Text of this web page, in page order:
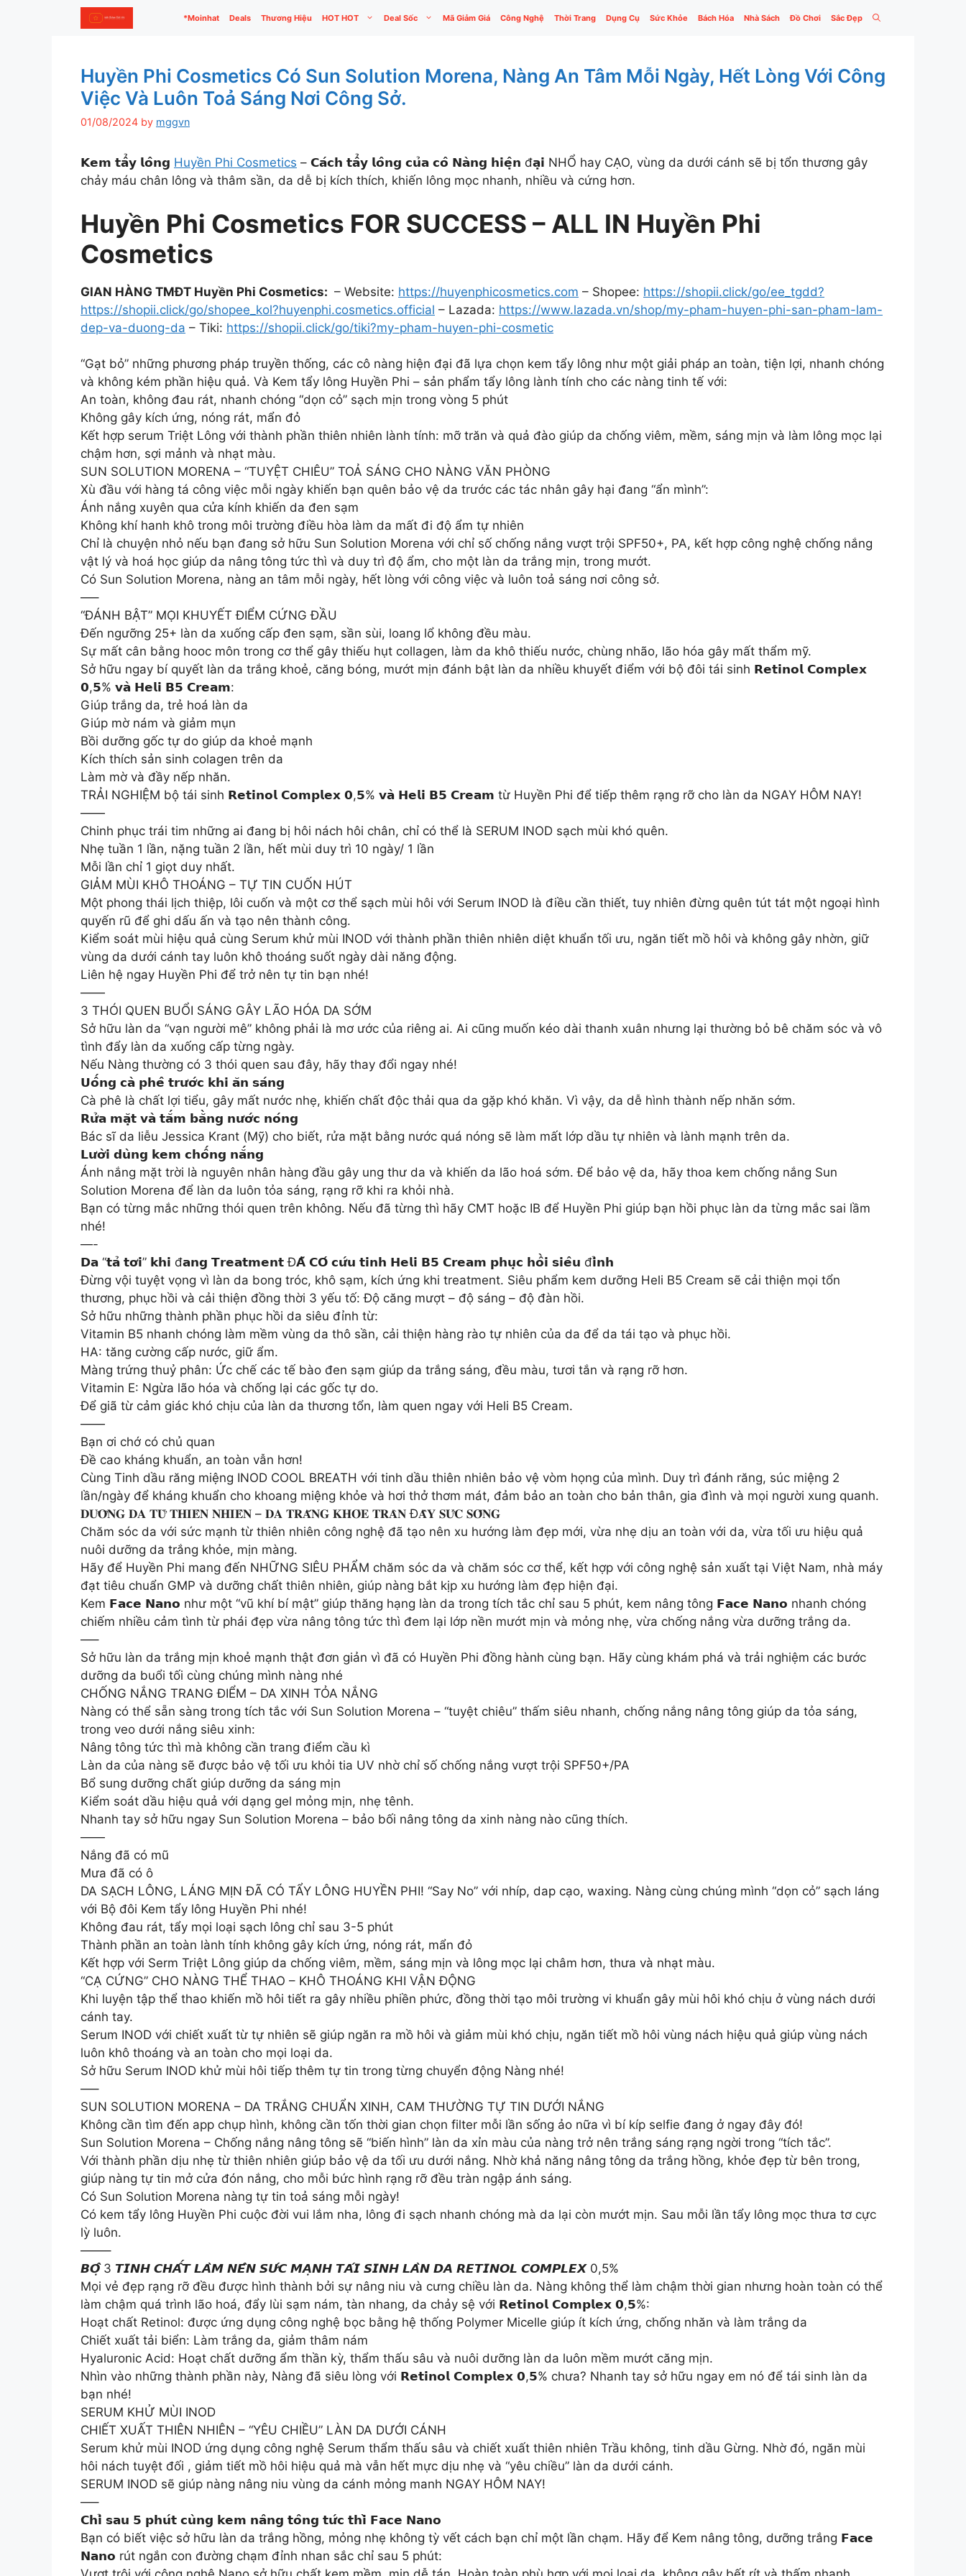
*Moinhat Deals Thương Hiệu HOT HOT Deal Sốc Mã Giảm Giá Công Nghệ Thời Trang Dụng Cụ Sức Khỏe Bách Hóa Nhà Sách Đồ Chơi Sắc Đẹp
Huyền Phi Cosmetics Có Sun Solution Morena, Nàng An Tâm Mỗi Ngày, Hết Lòng Với Công
Việc Và Luôn Toả Sáng Nơi Công Sở.
01/08/2024 by mggvn
𝗞𝗲𝗺 𝘁𝗮̂̉𝘆 𝗹𝗼̂𝗻𝗴 Huyền Phi Cosmetics – 𝗖𝗮́𝗰𝗵 𝘁𝗮̂̉𝘆 𝗹𝗼̂𝗻𝗴 𝗰𝘂̉𝗮 𝗰𝗼̂ 𝗡𝗮̀𝗻𝗴 𝗵𝗶𝗲̣̂𝗻 đ𝗮̣𝗶 NHỔ hay CẠO, vùng da dưới cánh sẽ bị tổn thương gây
chảy máu chân lông và thâm sần, da dễ bị kích thích, khiến lông mọc nhanh, nhiều và cứng hơn.
Huyền Phi Cosmetics FOR SUCCESS – ALL IN Huyền Phi
Cosmetics
GIAN HÀNG TMĐT Huyền Phi Cosmetics: – Website: https://huyenphicosmetics.com – Shopee: https://shopii.click/go/ee_tgdd?
https://shopii.click/go/shopee_kol?huyenphi.cosmetics.official – Lazada: https://www.lazada.vn/shop/my-pham-huyen-phi-san-pham-lam-
dep-va-duong-da – Tiki: https://shopii.click/go/tiki?my-pham-huyen-phi-cosmetic
“Gạt bỏ” những phương pháp truyền thống, các cô nàng hiện đại đã lựa chọn kem tẩy lông như một giải pháp an toàn, tiện lợi, nhanh chóng
và không kém phần hiệu quả. Và Kem tẩy lông Huyền Phi – sản phẩm tẩy lông lành tính cho các nàng tinh tế với:
An toàn, không đau rát, nhanh chóng “dọn cỏ” sạch mịn trong vòng 5 phút
Không gây kích ứng, nóng rát, mẩn đỏ
Kết hợp serum Triệt Lông với thành phần thiên nhiên lành tính: mỡ trăn và quả đào giúp da chống viêm, mềm, sáng mịn và làm lông mọc lại
chậm hơn, sợi mảnh và nhạt màu.
SUN SOLUTION MORENA – “TUYỆT CHIÊU” TOẢ SÁNG CHO NÀNG VĂN PHÒNG
Xù đầu với hàng tá công việc mỗi ngày khiến bạn quên bảo vệ da trước các tác nhân gây hại đang “ẩn mình”:
Ánh nắng xuyên qua cửa kính khiến da đen sạm
Không khí hanh khô trong môi trường điều hòa làm da mất đi độ ẩm tự nhiên
Chỉ là chuyện nhỏ nếu bạn đang sở hữu Sun Solution Morena với chỉ số chống nắng vượt trội SPF50+, PA, kết hợp công nghệ chống nắng
vật lý và hoá học giúp da nâng tông tức thì và duy trì độ ẩm, cho một làn da trắng mịn, trong mướt.
Có Sun Solution Morena, nàng an tâm mỗi ngày, hết lòng với công việc và luôn toả sáng nơi công sở.
—–
“ĐÁNH BẬT” MỌI KHUYẾT ĐIỂM CỨNG ĐẦU
Đến ngưỡng 25+ làn da xuống cấp đen sạm, sần sùi, loang lổ không đều màu.
Sự mất cân bằng hooc môn trong cơ thể gây thiếu hụt collagen, làm da khô thiếu nước, chùng nhão, lão hóa gây mất thẩm mỹ.
Sở hữu ngay bí quyết làn da trắng khoẻ, căng bóng, mướt mịn đánh bật làn da nhiều khuyết điểm với bộ đôi tái sinh 𝗥𝗲𝘁𝗶𝗻𝗼𝗹 𝗖𝗼𝗺𝗽𝗹𝗲𝘅
𝟬,𝟱% 𝘃𝗮̀ 𝗛𝗲𝗹𝗶 𝗕𝟱 𝗖𝗿𝗲𝗮𝗺:
Giúp trắng da, trẻ hoá làn da
Giúp mờ nám và giảm mụn
Bồi dưỡng gốc tự do giúp da khoẻ mạnh
Kích thích sản sinh colagen trên da
Làm mờ và đầy nếp nhăn.
TRẢI NGHIỆM bộ tái sinh 𝗥𝗲𝘁𝗶𝗻𝗼𝗹 𝗖𝗼𝗺𝗽𝗹𝗲𝘅 𝟬,𝟱% 𝘃𝗮̀ 𝗛𝗲𝗹𝗶 𝗕𝟱 𝗖𝗿𝗲𝗮𝗺 từ Huyền Phi để tiếp thêm rạng rỡ cho làn da NGAY HÔM NAY!
——
Chinh phục trái tim những ai đang bị hôi nách hôi chân, chỉ có thể là SERUM INOD sạch mùi khó quên.
Nhẹ tuần 1 lần, nặng tuần 2 lần, hết mùi duy trì 10 ngày/ 1 lần
Mỗi lần chỉ 1 giọt duy nhất.
GIẢM MÙI KHÔ THOÁNG – TỰ TIN CUỐN HÚT
Một phong thái lịch thiệp, lôi cuốn và một cơ thể sạch mùi hôi với Serum INOD là điều cần thiết, tuy nhiên đừng quên tút tát một ngoại hình
quyến rũ để ghi dấu ấn và tạo nên thành công.
Kiểm soát mùi hiệu quả cùng Serum khử mùi INOD với thành phần thiên nhiên diệt khuẩn tối ưu, ngăn tiết mồ hôi và không gây nhờn, giữ
vùng da dưới cánh tay luôn khô thoáng suốt ngày dài năng động.
Liên hệ ngay Huyền Phi để trở nên tự tin bạn nhé!
——
3 THÓI QUEN BUỔI SÁNG GÂY LÃO HÓA DA SỚM
Sở hữu làn da “vạn người mê” không phải là mơ ước của riêng ai. Ai cũng muốn kéo dài thanh xuân nhưng lại thường bỏ bê chăm sóc và vô
tình đẩy làn da xuống cấp từng ngày.
Nếu Nàng thường có 3 thói quen sau đây, hãy thay đổi ngay nhé!
𝗨𝗼̂́𝗻𝗴 𝗰𝗮̀ 𝗽𝗵𝗲̂ 𝘁𝗿𝘂̛𝗼̛́𝗰 𝗸𝗵𝗶 𝗮̆𝗻 𝘀𝗮́𝗻𝗴
Cà phê là chất lợi tiểu, gây mất nước nhẹ, khiến chất độc thải qua da gặp khó khăn. Vì vậy, da dễ hình thành nếp nhăn sớm.
𝗥𝘂̛̉𝗮 𝗺𝗮̣̆𝘁 𝘃𝗮̀ 𝘁𝗮̆́𝗺 𝗯𝗮̆̀𝗻𝗴 𝗻𝘂̛𝗼̛́𝗰 𝗻𝗼́𝗻𝗴
Bác sĩ da liễu Jessica Krant (Mỹ) cho biết, rửa mặt bằng nước quá nóng sẽ làm mất lớp dầu tự nhiên và lành mạnh trên da.
𝗟𝘂̛𝗼̛̀𝗶 𝗱𝘂̀𝗻𝗴 𝗸𝗲𝗺 𝗰𝗵𝗼̂́𝗻𝗴 𝗻𝗮̆́𝗻𝗴
Ánh nắng mặt trời là nguyên nhân hàng đầu gây ung thư da và khiến da lão hoá sớm. Để bảo vệ da, hãy thoa kem chống nắng Sun
Solution Morena để làn da luôn tỏa sáng, rạng rỡ khi ra khỏi nhà.
Bạn có từng mắc những thói quen trên không. Nếu đã từng thì hãy CMT hoặc IB để Huyền Phi giúp bạn hồi phục làn da từng mắc sai lầm
nhé!
—-
𝗗𝗮 “𝘁𝗮̉ 𝘁𝗼̛𝗶” 𝗸𝗵𝗶 đ𝗮𝗻𝗴 𝗧𝗿𝗲𝗮𝘁𝗺𝗲𝗻𝘁 Đ𝗔̃ 𝗖𝗢́ 𝗰𝘂̛́𝘂 𝘁𝗶𝗻𝗵 𝗛𝗲𝗹𝗶 𝗕𝟱 𝗖𝗿𝗲𝗮𝗺 𝗽𝗵𝘂̣𝗰 𝗵𝗼̂̀𝗶 𝘀𝗶𝗲̂𝘂 đ𝗶̉𝗻𝗵
Đừng vội tuyệt vọng vì làn da bong tróc, khô sạm, kích ứng khi treatment. Siêu phẩm kem dưỡng Heli B5 Cream sẽ cải thiện mọi tổn
thương, phục hồi và cải thiện đồng thời 3 yếu tố: Độ căng mượt – độ sáng – độ đàn hồi.
Sở hữu những thành phần phục hồi da siêu đỉnh từ:
Vitamin B5 nhanh chóng làm mềm vùng da thô sần, cải thiện hàng rào tự nhiên của da để da tái tạo và phục hồi.
HA: tăng cường cấp nước, giữ ẩm.
Màng trứng thuỷ phân: Ức chế các tế bào đen sạm giúp da trắng sáng, đều màu, tươi tắn và rạng rỡ hơn.
Vitamin E: Ngừa lão hóa và chống lại các gốc tự do.
Để giã từ cảm giác khó chịu của làn da thương tổn, làm quen ngay với Heli B5 Cream.
——
Bạn ơi chớ có chủ quan
Đề cao kháng khuẩn, an toàn vẫn hơn!
Cùng Tinh dầu răng miệng INOD COOL BREATH với tinh dầu thiên nhiên bảo vệ vòm họng của mình. Duy trì đánh răng, súc miệng 2
lần/ngày để kháng khuẩn cho khoang miệng khỏe và hơi thở thơm mát, đảm bảo an toàn cho bản thân, gia đình và mọi người xung quanh.
𝐃𝐔̛𝐎̛̃𝐍𝐆 𝐃𝐀 𝐓𝐔̛̀ 𝐓𝐇𝐈𝐄̂𝐍 𝐍𝐇𝐈𝐄̂𝐍 – 𝐃𝐀 𝐓𝐑𝐀̆́𝐍𝐆 𝐊𝐇𝐎̉𝐄 𝐓𝐑𝐀̀𝐍 Đ𝐀̂̀𝐘 𝐒𝐔̛́𝐂 𝐒𝐎̂́𝐍𝐆
Chăm sóc da với sức mạnh từ thiên nhiên công nghệ đã tạo nên xu hướng làm đẹp mới, vừa nhẹ dịu an toàn với da, vừa tối ưu hiệu quả
nuôi dưỡng da trắng khỏe, mịn màng.
Hãy để Huyền Phi mang đến NHỮNG SIÊU PHẨM chăm sóc da và chăm sóc cơ thể, kết hợp với công nghệ sản xuất tại Việt Nam, nhà máy
đạt tiêu chuẩn GMP và dưỡng chất thiên nhiên, giúp nàng bắt kịp xu hướng làm đẹp hiện đại.
Kem 𝗙𝗮𝗰𝗲 𝗡𝗮𝗻𝗼 như một “vũ khí bí mật” giúp thăng hạng làn da trong tích tắc chỉ sau 5 phút, kem nâng tông 𝗙𝗮𝗰𝗲 𝗡𝗮𝗻𝗼 nhanh chóng
chiếm nhiều cảm tình từ phái đẹp vừa nâng tông tức thì đem lại lớp nền mướt mịn và mỏng nhẹ, vừa chống nắng vừa dưỡng trắng da.
—–
Sở hữu làn da trắng mịn khoẻ mạnh thật đơn giản vì đã có Huyền Phi đồng hành cùng bạn. Hãy cùng khám phá và trải nghiệm các bước
dưỡng da buổi tối cùng chúng mình nàng nhé
CHỐNG NẮNG TRANG ĐIỂM – DA XINH TỎA NẮNG
Nàng có thể sẵn sàng trong tích tắc với Sun Solution Morena – “tuyệt chiêu” thấm siêu nhanh, chống nắng nâng tông giúp da tỏa sáng,
trong veo dưới nắng siêu xinh:
Nâng tông tức thì mà không cần trang điểm cầu kì
Làn da của nàng sẽ được bảo vệ tối ưu khỏi tia UV nhờ chỉ số chống nắng vượt trội SPF50+/PA
Bổ sung dưỡng chất giúp dưỡng da sáng mịn
Kiểm soát dầu hiệu quả với dạng gel mỏng mịn, nhẹ tênh.
Nhanh tay sở hữu ngay Sun Solution Morena – bảo bối nâng tông da xinh nàng nào cũng thích.
——
Nắng đã có mũ
Mưa đã có ô
DA SẠCH LÔNG, LÁNG MỊN ĐÃ CÓ TẨY LÔNG HUYỀN PHI! “Say No” với nhíp, dap cạo, waxing. Nàng cùng chúng mình “dọn cỏ” sạch láng
với Bộ đôi Kem tẩy lông Huyền Phi nhé!
Không đau rát, tẩy mọi loại sạch lông chỉ sau 3-5 phút
Thành phần an toàn lành tính không gây kích ứng, nóng rát, mẩn đỏ
Kết hợp với Serm Triệt Lông giúp da chống viêm, mềm, sáng mịn và lông mọc lại châm hơn, thưa và nhạt màu.
“CẠ CỨNG” CHO NÀNG THỂ THAO – KHÔ THOÁNG KHI VẬN ĐỘNG
Khi luyện tập thể thao khiến mồ hôi tiết ra gây nhiều phiền phức, đồng thời tạo môi trường vi khuẩn gây mùi hôi khó chịu ở vùng nách dưới
cánh tay.
Serum INOD với chiết xuất từ tự nhiên sẽ giúp ngăn ra mồ hôi và giảm mùi khó chịu, ngăn tiết mồ hôi vùng nách hiệu quả giúp vùng nách
luôn khô thoáng và an toàn cho mọi loại da.
Sở hữu Serum INOD khử mùi hôi tiếp thêm tự tin trong từng chuyển động Nàng nhé!
—–
SUN SOLUTION MORENA – DA TRẮNG CHUẨN XINH, CAM THƯỜNG TỰ TIN DƯỚI NẮNG
Không cần tìm đến app chụp hình, không cần tốn thời gian chọn filter mỗi lần sống ảo nữa vì bí kíp selfie đang ở ngay đây đó!
Sun Solution Morena – Chống nắng nâng tông sẽ “biến hình” làn da xỉn màu của nàng trở nên trắng sáng rạng ngời trong “tích tắc”.
Với thành phần dịu nhẹ từ thiên nhiên giúp bảo vệ da tối ưu dưới nắng. Nhờ khả năng nâng tông da trắng hồng, khỏe đẹp từ bên trong,
giúp nàng tự tin mở cửa đón nắng, cho mỗi bức hình rạng rỡ đều tràn ngập ánh sáng.
Có Sun Solution Morena nàng tự tin toả sáng mỗi ngày!
Có kem tẩy lông Huyền Phi cuộc đời vui lắm nha, lông đi sạch nhanh chóng mà da lại còn mướt mịn. Sau mỗi lần tẩy lông mọc thưa tơ cực
lỳ luôn.
——–
𝘽𝙊̣̂ 3 𝙏𝙄𝙉𝙃 𝘾𝙃𝘼̂́𝙏 𝙇𝘼̀𝙈 𝙉𝙀̂𝙉 𝙎𝙐̛́𝘾 𝙈𝘼̣𝙉𝙃 𝙏𝘼́𝙄 𝙎𝙄𝙉𝙃 𝙇𝘼̀𝙉 𝘿𝘼 𝙍𝙀𝙏𝙄𝙉𝙊𝙇 𝘾𝙊𝙈𝙋𝙇𝙀𝙓 0,5%
Mọi vẻ đẹp rạng rỡ đều được hình thành bởi sự nâng niu và cưng chiều làn da. Nàng không thể làm chậm thời gian nhưng hoàn toàn có thể
làm chậm quá trình lão hoá, đẩy lùi sạm nám, tàn nhang, da chảy sệ với 𝗥𝗲𝘁𝗶𝗻𝗼𝗹 𝗖𝗼𝗺𝗽𝗹𝗲𝘅 𝟬,𝟱%:
Hoạt chất Retinol: được ứng dụng công nghệ bọc bằng hệ thống Polymer Micelle giúp ít kích ứng, chống nhăn và làm trắng da
Chiết xuất tải biển: Làm trắng da, giảm thâm nám
Hyaluronic Acid: Hoạt chất dưỡng ẩm thần kỳ, thẩm thấu sâu và nuôi dưỡng làn da luôn mềm mướt căng mịn.
Nhìn vào những thành phần này, Nàng đã siêu lòng với 𝗥𝗲𝘁𝗶𝗻𝗼𝗹 𝗖𝗼𝗺𝗽𝗹𝗲𝘅 𝟬,𝟱% chưa? Nhanh tay sở hữu ngay em nó để tái sinh làn da
bạn nhé!
SERUM KHỬ MÙI INOD
CHIẾT XUẤT THIÊN NHIÊN – “YÊU CHIỀU” LÀN DA DƯỚI CÁNH
Serum khử mùi INOD ứng dụng công nghệ Serum thẩm thấu sâu và chiết xuất thiên nhiên Trầu không, tinh dầu Gừng. Nhờ đó, ngăn mùi
hôi nách tuyệt đối , giảm tiết mồ hôi hiệu quả mà vẫn hết mực dịu nhẹ và “yêu chiều” làn da dưới cánh.
SERUM INOD sẽ giúp nàng nâng niu vùng da cánh mỏng manh NGAY HÔM NAY!
—–
𝗖𝗵𝗶̉ 𝘀𝗮𝘂 𝟱 𝗽𝗵𝘂́𝘁 𝗰𝘂̀𝗻𝗴 𝗸𝗲𝗺 𝗻𝗮̂𝗻𝗴 𝘁𝗼̂𝗻𝗴 𝘁𝘂̛́𝗰 𝘁𝗵𝗶̀ 𝗙𝗮𝗰𝗲 𝗡𝗮𝗻𝗼
Bạn có biết việc sở hữu làn da trắng hồng, mỏng nhẹ không tỳ vết cách bạn chỉ một lần chạm. Hãy để Kem nâng tông, dưỡng trắng 𝗙𝗮𝗰𝗲
𝗡𝗮𝗻𝗼 rút ngắn con đường chạm đỉnh nhan sắc chỉ sau 5 phút: